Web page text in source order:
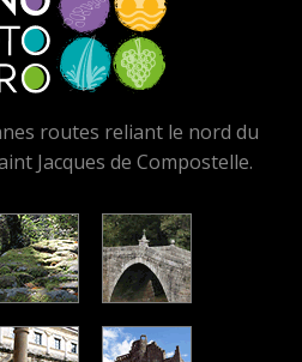
routes reliant le nord du
Jacques de Compostelle.